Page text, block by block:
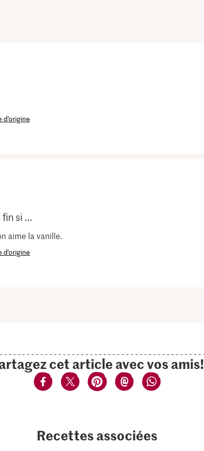
si ...
aime la vanille.
cet article avec vos amis!
Recettes associées